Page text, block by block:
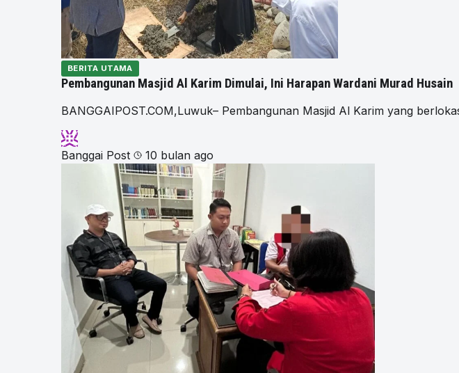
BERITA UTAMA
Pembangunan Masjid Al Karim Dimulai, Ini Harapan Wardani Murad Husain
BANGGAIPOST.COM,Luwuk– Pembangunan Masjid Al Karim yang
Banggai Post 10 bulan ago